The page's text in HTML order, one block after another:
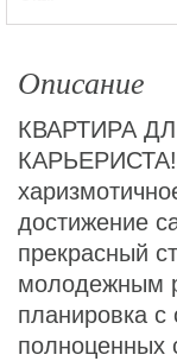
Описание
КВАРТИРА
КАРЬЕРИСТА!
достижение
прекрасный
молодежным
планировка
полноценных